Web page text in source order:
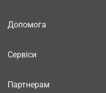
Допомога
Сервіси
Партнерам